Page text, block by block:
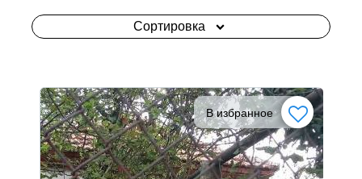
Сортировка
В избранное